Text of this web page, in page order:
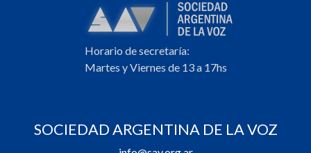
Horario de secretaría:
Martes y Viernes de 13 a 17hs
SOCIEDAD ARGENTINA DE LA VOZ